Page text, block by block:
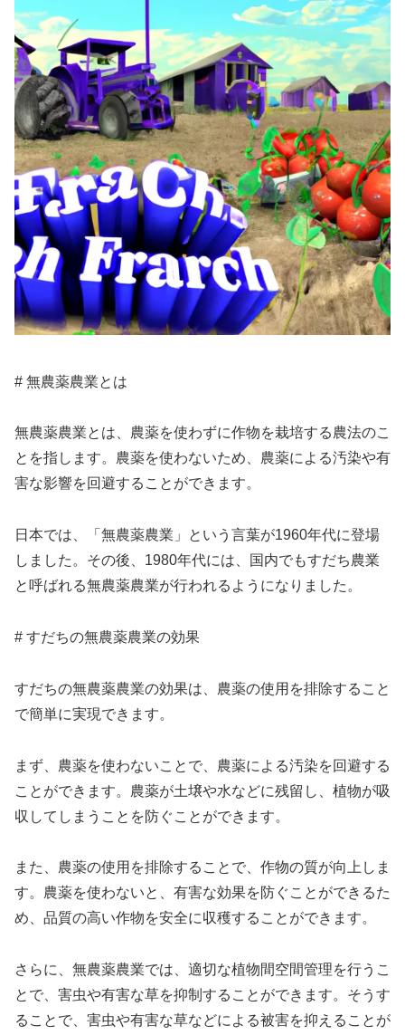
# 無農薬農業とは
無農薬農業とは、農薬を使わずに作物を栽培する農法のこ
とを指します。農薬を使わないため、農薬による汚染や有
害な影響を回避することができます。
日本では、「無農薬農業」という言葉が1960年代に登場
しました。その後、1980年代には、国内でもすだち農業
と呼ばれる無農薬農業が行われるようになりました。
# すだちの無農薬農業の効果
すだちの無農薬農業の効果は、農薬の使用を排除すること
で簡単に実現できます。
まず、農薬を使わないことで、農薬による汚染を回避する
ことができます。農薬が土壌や水などに残留し、植物が吸
収してしまうことを防ぐことができます。
また、農薬の使用を排除することで、作物の質が向上しま
す。農薬を使わないと、有害な効果を防ぐことができるた
め、品質の高い作物を安全に収穫することができます。
さらに、無農薬農業では、適切な植物間空間管理を行うこ
とで、害虫や有害な草を抑制することができます。そうす
ることで、害虫や有害な草などによる被害を抑えることが